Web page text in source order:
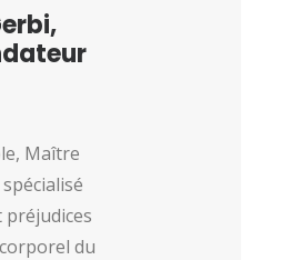
Maître
préjudices
du